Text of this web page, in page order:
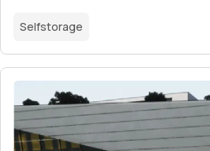
Selfstorage